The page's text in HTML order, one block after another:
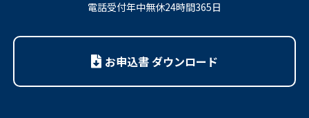
電話受付年中無休24時間365日
お申込書 ダウンロード